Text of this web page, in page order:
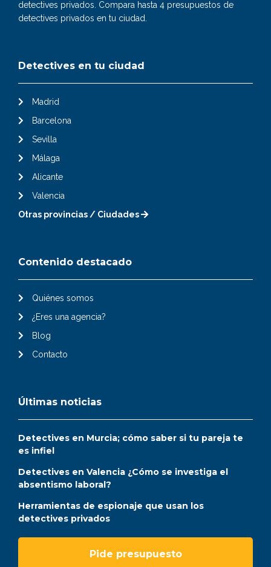
detectives privados. Compara hasta 4 presupuestos de
detectives privados en tu ciudad.
Detectives en tu ciudad
Madrid
Barcelona
Sevilla
Málaga
Alicante
Valencia
Otras provincias / Ciudades
Contenido destacado
Quiénes somos
¿Eres una agencia?
Blog
Contacto
Últimas noticias
Detectives en Murcia; cómo saber si tu pareja te
es infiel
Detectives en Valencia ¿Cómo se investiga el
absentismo laboral?
Herramientas de espionaje que usan los
detectives privados
Pide presupuesto